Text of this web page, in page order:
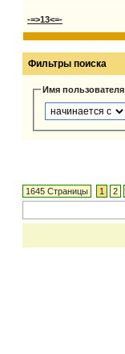
-=>13<=-
Фильтры поиска
Имя пользователя
1645 Страницы 1 2